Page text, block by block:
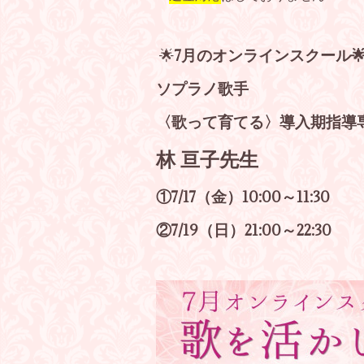
🌟7月のオンラインスクール
ソプラノ歌手
〈歌って育てる〉導入期指導
林 亘子先生
①7/17 （金）10:00～11:30
②7/19（日）21:00～22:30